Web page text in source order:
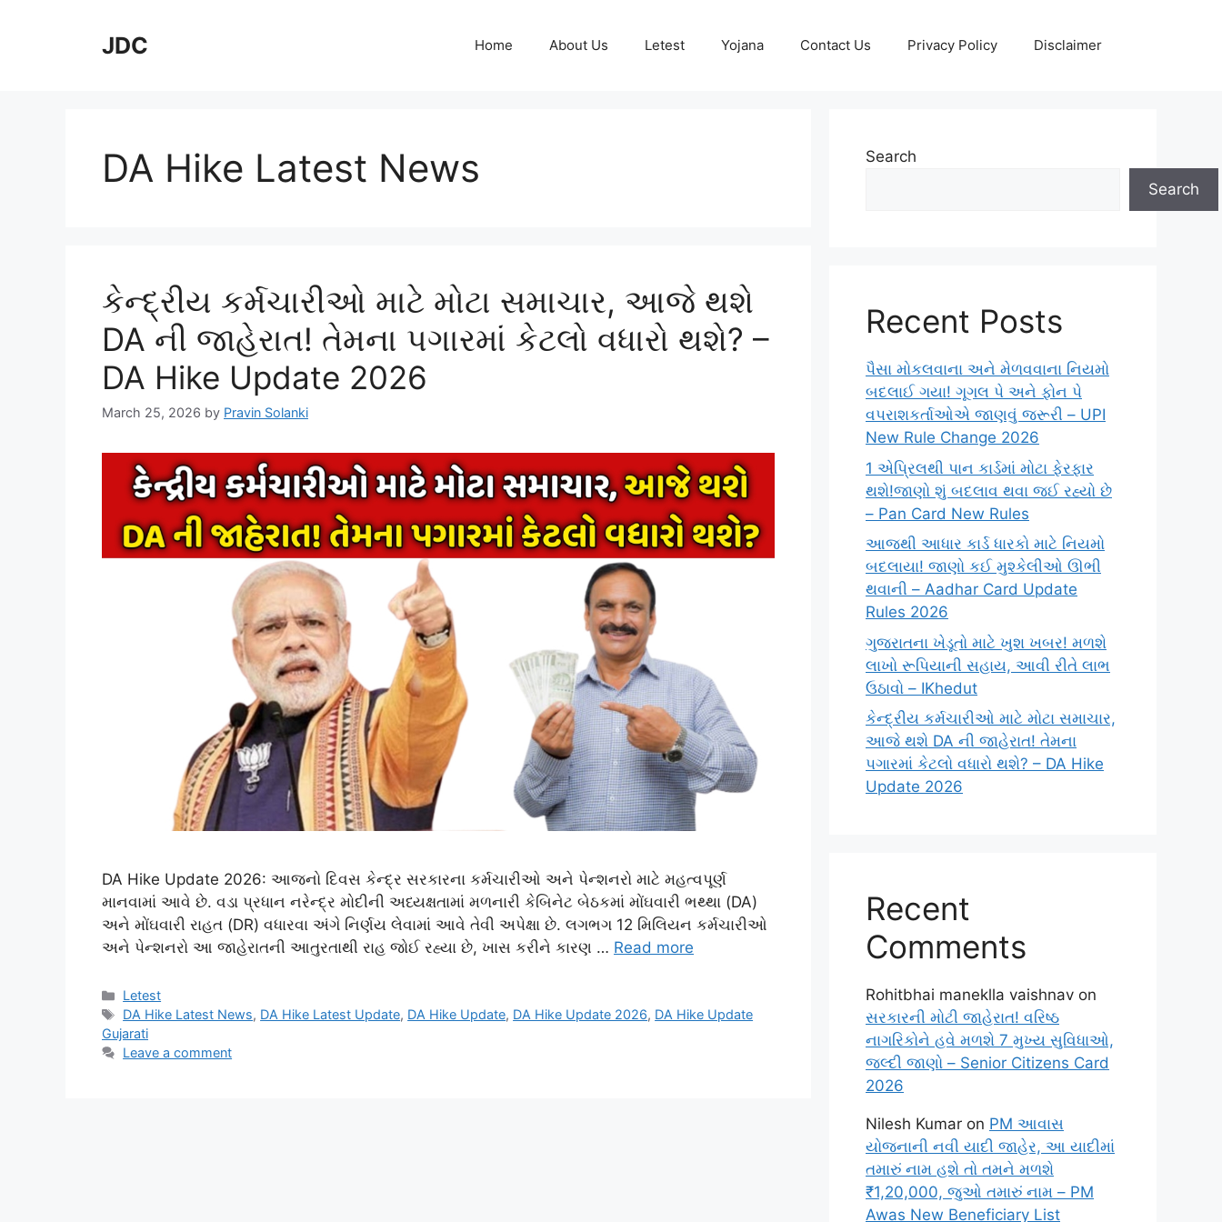
JDC Home About Us Letest Yojana Contact Us Privacy Policy Disclaimer
DA Hike Latest News
કેન્દ્રીય કર્મચારીઓ માટે મોટા સમાચાર, આજે થશે
DA ની જાહેરાત! તેમના પગારમાં કેટલો વધારો થશે? –
DA Hike Update 2026
March 25, 2026 by Pravin Solanki
DA Hike Update 2026: આજનો દિવસ કેન્દ્ર સરકારના કર્મચારીઓ અને પેન્શનરો માટે મહત્વપૂર્ણ
માનવામાં આવે છે. વડા પ્રધાન નરેન્દ્ર મોદીની અધ્યક્ષતામાં મળનારી કેબિનેટ બેઠકમાં મોંઘવારી ભથ્થા (DA)
અને મોંઘવારી રાહત (DR) વધારવા અંગે નિર્ણય લેવામાં આવે તેવી અપેક્ષા છે. લગભગ 12 મિલિયન કર્મચારીઓ
અને પેન્શનરો આ જાહેરાતની આતુરતાથી રાહ જોઈ રહ્યા છે, ખાસ કરીને કારણ … Read more
Categories
Letest
Tags
DA Hike Latest News, DA Hike Latest Update, DA Hike Update, DA Hike Update 2026, DA Hike Update
Gujarati
Leave a comment
Search
Search
Recent Posts
પૈસા મોકલવાના અને મેળવવાના નિયમો
બદલાઈ ગયા! ગૂગલ પે અને ફોન પે
વપરાશકર્તાઓએ જાણવું જરૂરી – UPI
New Rule Change 2026
1 એપ્રિલથી પાન કાર્ડમાં મોટા ફેરફાર
થશે!જાણો શું બદલાવ થવા જઈ રહ્યો છે
– Pan Card New Rules
આજથી આધાર કાર્ડ ધારકો માટે નિયમો
બદલાયા! જાણો કઈ મુશ્કેલીઓ ઊભી
થવાની – Aadhar Card Update
Rules 2026
ગુજરાતના ખેડૂતો માટે ખુશ ખબર! મળશે
લાખો રૂપિયાની સહાય, આવી રીતે લાભ
ઉઠાવો – IKhedut
કેન્દ્રીય કર્મચારીઓ માટે મોટા સમાચાર,
આજે થશે DA ની જાહેરાત! તેમના
પગારમાં કેટલો વધારો થશે? – DA Hike
Update 2026
Recent
Comments
Rohitbhai maneklla vaishnav on
સરકારની મોટી જાહેરાત! વરિષ્ઠ
નાગરિકોને હવે મળશે 7 મુખ્ય સુવિધાઓ,
જલ્દી જાણો – Senior Citizens Card
2026
Nilesh Kumar on PM આવાસ
યોજનાની નવી યાદી જાહેર, આ યાદીમાં
તમારું નામ હશે તો તમને મળશે
₹1,20,000, જુઓ તમારું નામ – PM
Awas New Beneficiary List